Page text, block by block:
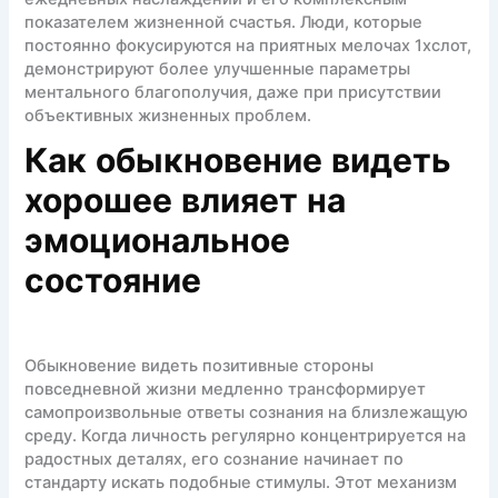
показателем жизненной счастья. Люди, которые
постоянно фокусируются на приятных мелочах 1хслот,
демонстрируют более улучшенные параметры
ментального благополучия, даже при присутствии
объективных жизненных проблем.
Как обыкновение видеть
хорошее влияет на
эмоциональное
состояние
Обыкновение видеть позитивные стороны
повседневной жизни медленно трансформирует
самопроизвольные ответы сознания на близлежащую
среду. Когда личность регулярно концентрируется на
радостных деталях, его сознание начинает по
стандарту искать подобные стимулы. Этот механизм